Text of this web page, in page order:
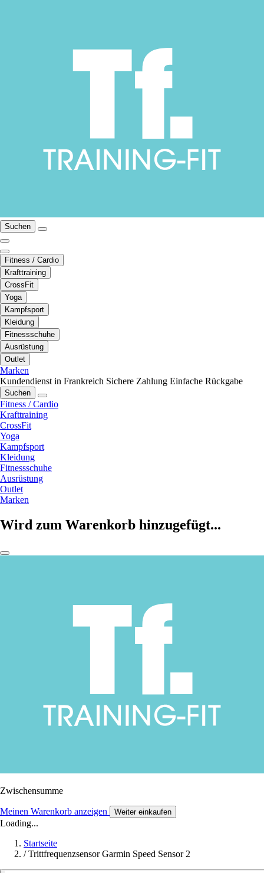
Suchen
Fitness / Cardio
Krafttraining
CrossFit
Yoga
Kampfsport
Kleidung
Fitnessschuhe
Ausrüstung
Outlet
Marken
Kundendienst in Frankreich Sichere Zahlung Einfache Rückgabe
Suchen
Fitness / Cardio
Krafttraining
CrossFit
Yoga
Kampfsport
Kleidung
Fitnessschuhe
Ausrüstung
Outlet
Marken
Wird zum Warenkorb hinzugefügt...
Zwischensumme
Meinen Warenkorb anzeigen Weiter einkaufen
Loading...
Startseite
/ Trittfrequenzsensor Garmin Speed Sensor 2